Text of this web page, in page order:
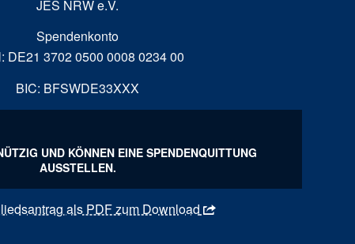
JES NRW e.V.
Spendenkonto
DE21 3702 0500 0008 0234 00
BIC: BFSWDE33XXX
UND KÖNNEN EINE SPENDENQUITTUNG
AUSSTELLEN.
als PDF zum Download